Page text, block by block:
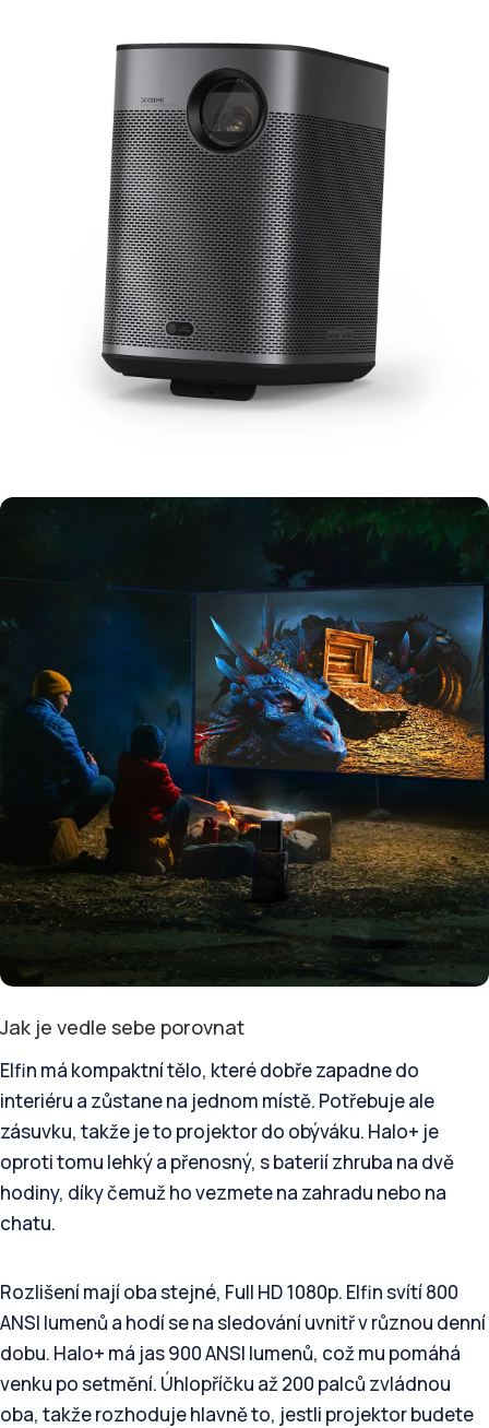
Jak je vedle sebe porovnat
Elfin má kompaktní tělo, které dobře zapadne do
interiéru a zůstane na jednom místě. Potřebuje ale
zásuvku, takže je to projektor do obýváku. Halo+ je
oproti tomu lehký a přenosný, s baterií zhruba na dvě
hodiny, díky čemuž ho vezmete na zahradu nebo na
chatu.
Rozlišení mají oba stejné, Full HD 1080p. Elfin svítí 800
ANSI lumenů a hodí se na sledování uvnitř v různou denní
dobu. Halo+ má jas 900 ANSI lumenů, což mu pomáhá
venku po setmění. Úhlopříčku až 200 palců zvládnou
oba, takže rozhoduje hlavně to, jestli projektor budete